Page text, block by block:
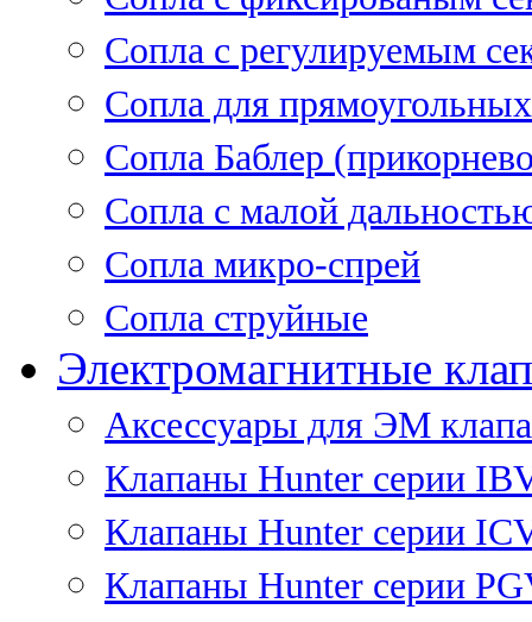
Сопла с регулируемым
Сопла для
Сопла Баблер
Сопла с малой
Сопла микро-спрей
Сопла струйные
Электромагнитные
Аксессуары для ЭМ
Клапаны Hunter серии
Клапаны Hunter серии
Клапаны Hunter серии